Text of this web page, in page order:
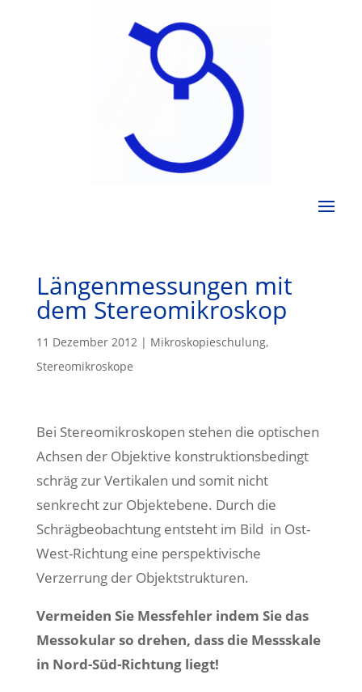
Längenmessungen mit
dem Stereomikroskop
11 Dezember 2012| Mikroskopieschulung,
Stereomikroskope
Bei Stereomikroskopen stehen die optischen
Achsen der Objektive konstruktionsbedingt
schräg zur Vertikalen und somit nicht
senkrecht zur Objektebene. Durch die
Schrägbeobachtung entsteht im Bild in Ost-
West-Richtung eine perspektivische
Verzerrung der Objektstrukturen.
Vermeiden Sie Messfehler indem Sie das
Messokular so drehen, dass die Messskale
in Nord-Süd-Richtung liegt!